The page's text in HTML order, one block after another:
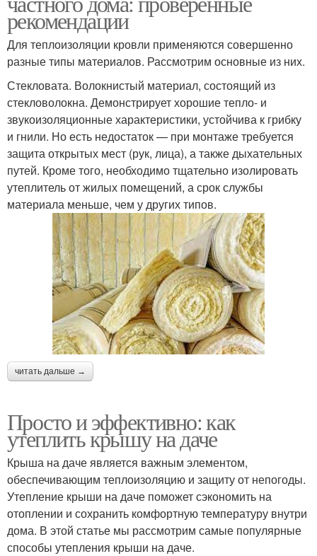
рекомендации
Для теплоизоляции кровли применяются совершенно
разные типы материалов. Рассмотрим основные из них.
Стекловата. Волокнистый материал, состоящий из
стекловолокна. Демонстрирует хорошие тепло- и
звукоизоляционные характеристики, устойчива к грибку
и гнили. Но есть недостаток — при монтаже требуется
защита открытых мест (рук, лица), а также дыхательных
путей. Кроме того, необходимо тщательно изолировать
утеплитель от жилых помещений, а срок службы
материала меньше, чем у других типов.
читать дальше →
Просто и эффективно: как
утеплить крышу на даче
Крыша на даче является важным элементом,
обеспечивающим теплоизоляцию и защиту от непогоды.
Утепление крыши на даче поможет сэкономить на
отоплении и сохранить комфортную температуру внутри
дома. В этой статье мы рассмотрим самые популярные
способы утепления крыши на даче.